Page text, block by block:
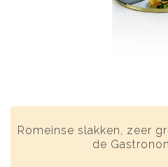
Romeinse slakken, zeer
de